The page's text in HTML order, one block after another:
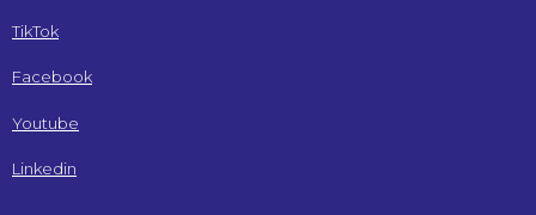
TikTok
Facebook
Youtube
Linkedin